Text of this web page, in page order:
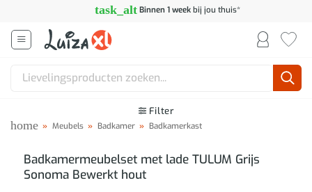
inhoud
task_alt Binnen 1 weekbij jou thuis*
Zoeken
Filter
home » Meubels » Badkamer » Badkamerkast
Badkamermeubelset met lade TULUM Grijs
Sonoma Bewerkt hout